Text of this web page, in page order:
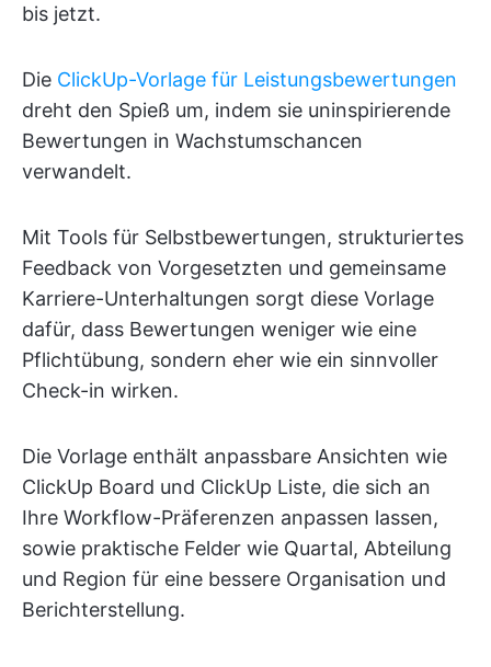
bis jetzt.
Die ClickUp-Vorlage für Leistungsbewertungen
dreht den Spieß um, indem sie uninspirierende
Bewertungen in Wachstumschancen
verwandelt.
Mit Tools für Selbstbewertungen, strukturiertes
Feedback von Vorgesetzten und gemeinsame
Karriere-Unterhaltungen sorgt diese Vorlage
dafür, dass Bewertungen weniger wie eine
Pflichtübung, sondern eher wie ein sinnvoller
Check-in wirken.
Die Vorlage enthält anpassbare Ansichten wie
ClickUp Board und ClickUp Liste, die sich an
Ihre Workflow-Präferenzen anpassen lassen,
sowie praktische Felder wie Quartal, Abteilung
und Region für eine bessere Organisation und
Berichterstellung.